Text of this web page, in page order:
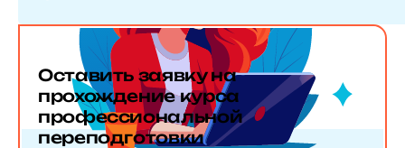
Оставить заявкуна
прохождение курса
профессиональной
переподготовки